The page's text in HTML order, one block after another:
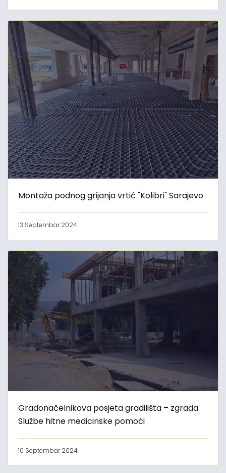
Montaža podnog grijanja vrtić "Kolibri" Sarajevo
13 Septembar 2024
Gradonačelnikova posjeta gradilišta – zgrada
Službe hitne medicinske pomoći
10 Septembar 2024